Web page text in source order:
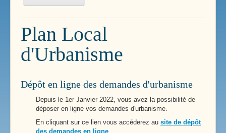
Boissillons
Conseils
municipaux
Délibérations du
conseil
Plan Local
Plan Local
d'Urbanisme
Dépôt en ligne des demandes d'urbanisme
Depuis le 1er Janvier 2022, vous avez la possibilité de
déposer en ligne vos demandes d'urbanisme.
En cliquant sur ce lien vous accéderez au site de dépôt
des demandes en ligne